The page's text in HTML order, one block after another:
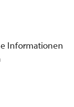
Informationen